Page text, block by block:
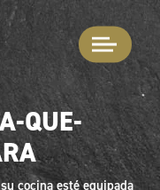
QUE-
cocina esté equipada